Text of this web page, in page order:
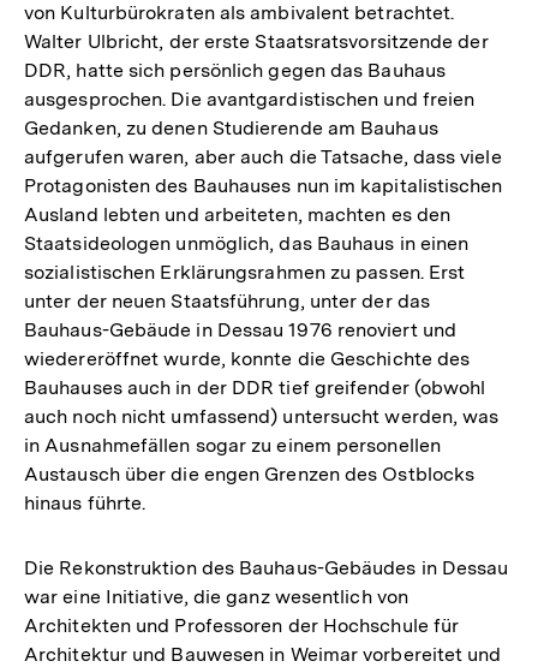
von Kulturbürokraten als ambivalent betrachtet.
Walter Ulbricht, der erste Staatsratsvorsitzende der
DDR, hatte sich persönlich gegen das Bauhaus
ausgesprochen. Die avantgardistischen und freien
Gedanken, zu denen Studierende am Bauhaus
aufgerufen waren, aber auch die Tatsache, dass viele
Protagonisten des Bauhauses nun im kapitalistischen
Ausland lebten und arbeiteten, machten es den
Staatsideologen unmöglich, das Bauhaus in einen
sozialistischen Erklärungsrahmen zu passen. Erst
unter der neuen Staatsführung, unter der das
Bauhaus-Gebäude in Dessau 1976 renoviert und
wiedereröffnet wurde, konnte die Geschichte des
Bauhauses auch in der DDR tief greifender (obwohl
auch noch nicht umfassend) untersucht werden, was
in Ausnahmefällen sogar zu einem personellen
Austausch über die engen Grenzen des Ostblocks
hinaus führte.
Die Rekonstruktion des Bauhaus-Gebäudes in Dessau
war eine Initiative, die ganz wesentlich von
Architekten und Professoren der Hochschule für
Architektur und Bauwesen in Weimar vorbereitet und